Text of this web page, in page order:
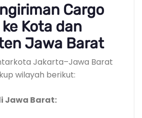
Cargo
Kota dan
Jawa Barat
Jakarta–Jawa Barat
wilayah berikut:
Jawa Barat: